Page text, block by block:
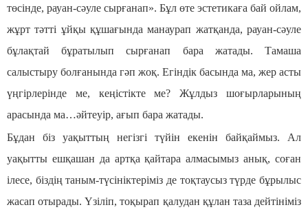
төсінде, рауан-сәуле сырғанап». Бұл өте эстетикаға бай ойлам,
жұрт тәтті ұйқы құшағында манаурап жатқанда, рауан-сәуле
бұлақтай бұратылып сырғанап бара жатады. Тамаша
салыстыру болғанында гәп жоқ. Егіндік басында ма, жер асты
үңгірлерінде ме, кеңістікте ме? Жұлдыз шоғырларының
арасында ма…әйтеуір, ағып бара жатады.
Бұдан біз уақыттың негізгі түйін екенін байқаймыз. Ал
уақытты ешқашан да артқа қайтара алмасымыз анық, соған
ілесе, біздің таным-түсініктеріміз де тоқтаусыз түрде бұрылыс
жасап отырады. Үзіліп, тоқырап қалудан құлан таза дейтініміз